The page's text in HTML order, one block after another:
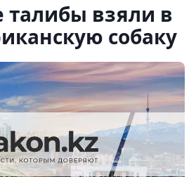
талибы взяли в
собаку